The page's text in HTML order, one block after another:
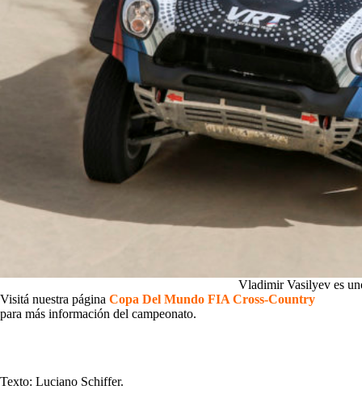
Vladimir Vasilyev es
Visitá nuestra página Copa Del Mundo FIA Cross-Country
para más información del campeonato.
Texto: Luciano Schiffer.